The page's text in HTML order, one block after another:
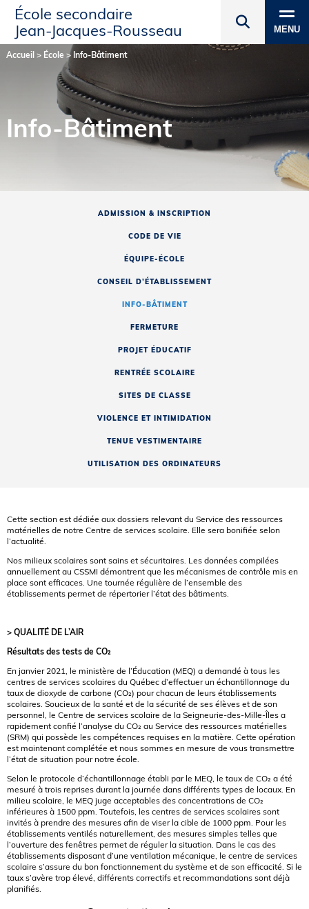
École secondaire
Jean‑Jacques‑Rousseau
MENU
Accueil> École > Info-Bâtiment
Info-Bâtiment
ADMISSION & INSCRIPTION
CODE DE VIE
ÉQUIPE-ÉCOLE
CONSEIL D’ÉTABLISSEMENT
INFO-BÂTIMENT
FERMETURE
PROJET ÉDUCATIF
RENTRÉE SCOLAIRE
SITES DE CLASSE
VIOLENCE ET INTIMIDATION
TENUE VESTIMENTAIRE
UTILISATION DES ORDINATEURS
Cette section est dédiée aux dossiers relevant du Service des ressources
matérielles de notre Centre de services scolaire. Elle sera bonifiée selon
l’actualité.
Nos milieux scolaires sont sains et sécuritaires. Les données compilées
annuellement au CSSMI démontrent que les mécanismes de contrôle mis en
place sont efficaces. Une tournée régulière de l’ensemble des
établissements permet de répertorier l’état des bâtiments.
> QUALITÉ DE L’AIR
Résultats des tests de CO₂
En janvier 2021, le ministère de l’Éducation (MEQ) a demandé à tous les
centres de services scolaires du Québec d’effectuer un échantillonnage du
taux de dioxyde de carbone (CO₂) pour chacun de leurs établissements
scolaires. Soucieux de la santé et de la sécurité de ses élèves et de son
personnel, le Centre de services scolaire de la Seigneurie-des-Mille-Îles a
rapidement confié l’analyse du CO₂ au Service des ressources matérielles
(SRM) qui possède les compétences requises en la matière. Cette opération
est maintenant complétée et nous sommes en mesure de vous transmettre
l’état de situation pour notre école.
Selon le protocole d’échantillonnage établi par le MEQ, le taux de CO₂ a été
mesuré à trois reprises durant la journée dans différents types de locaux. En
milieu scolaire, le MEQ juge acceptables des concentrations de CO₂
inférieures à 1500 ppm. Toutefois, les centres de services scolaires sont
invités à prendre des mesures afin de viser la cible de 1000 ppm. Pour les
établissements ventilés naturellement, des mesures simples telles que
l’ouverture des fenêtres permet de réguler la situation. Dans le cas des
établissements disposant d’une ventilation mécanique, le centre de services
scolaire s’assure du bon fonctionnement du système et de son efficacité. Si le
taux s’avère trop élevé, différents correctifs et recommandations sont déjà
planifiés.